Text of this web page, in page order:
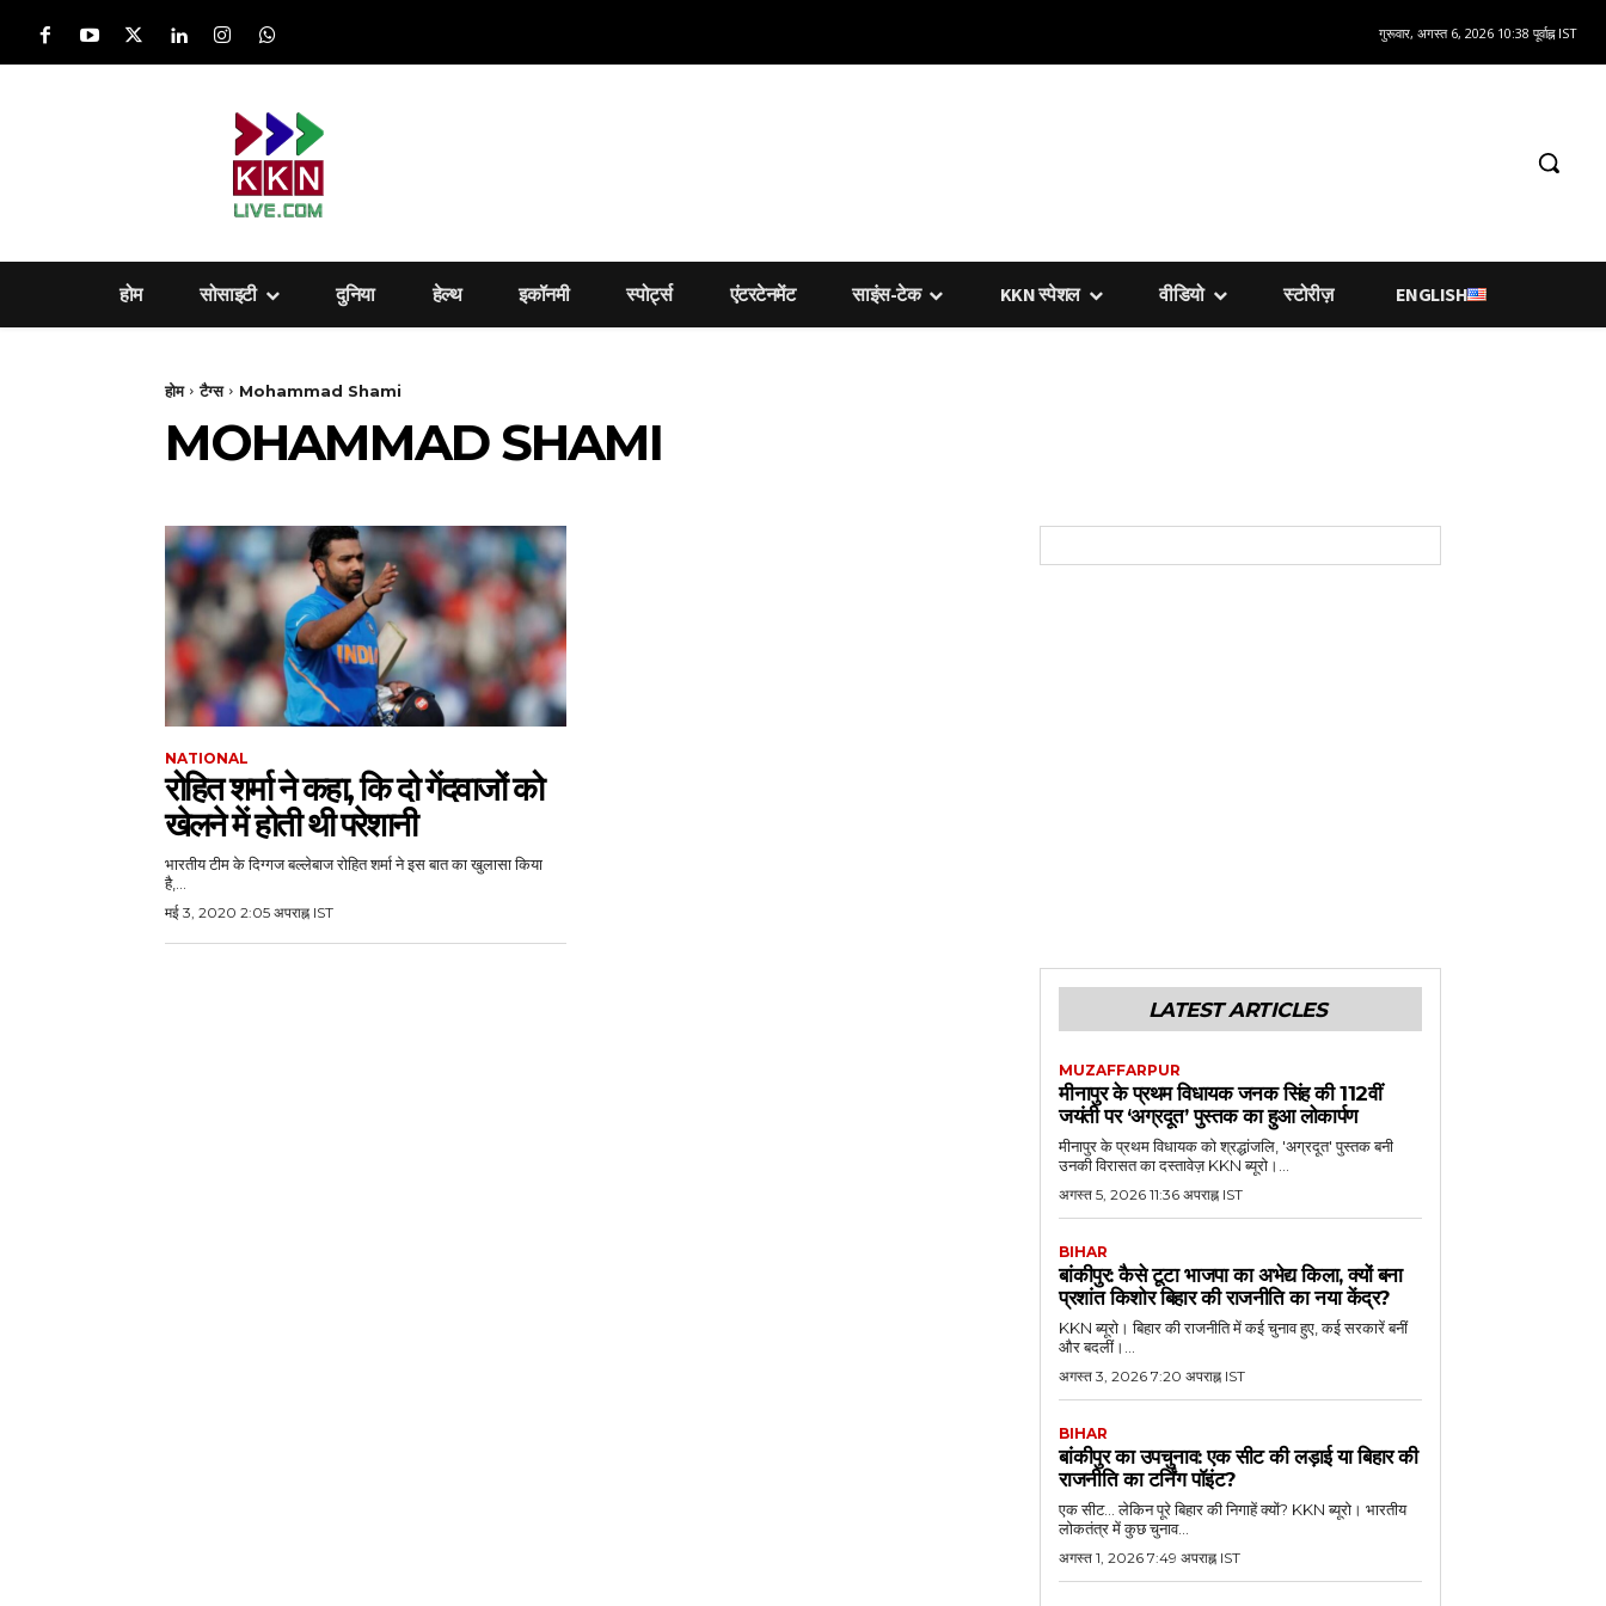
गुरूवार, अगस्त 6, 2026 10:38 पूर्वाह्न IST
होम सोसाइटी दुनिया हेल्‍थ इकॉनमी स्पोर्ट्स एंटरटेनमेंट साइंस-टेक KKN स्पेशल वीडियो स्टोरीज़ ENGLISH
होम टैग्स Mohammad Shami
MOHAMMAD SHAMI
NATIONAL
रोहित शर्मा ने कहा, कि दो गेंदवाजों को
खेलने में होती थी परेशानी
भारतीय टीम के दिग्गज बल्लेबाज रोहित शर्मा ने इस बात का खुलासा किया
है,...
मई 3, 2020 2:05 अपराह्न IST
LATEST ARTICLES
MUZAFFARPUR
मीनापुर के प्रथम विधायक जनक सिंह की 112वीं
जयंती पर ‘अग्रदूत’ पुस्तक का हुआ लोकार्पण
मीनापुर के प्रथम विधायक को श्रद्धांजलि, 'अग्रदूत' पुस्तक बनी
उनकी विरासत का दस्तावेज़ KKN ब्यूरो।...
अगस्त 5, 2026 11:36 अपराह्न IST
BIHAR
बांकीपुर: कैसे टूटा भाजपा का अभेद्य किला, क्यों बना
प्रशांत किशोर बिहार की राजनीति का नया केंद्र?
KKN ब्यूरो। बिहार की राजनीति में कई चुनाव हुए, कई सरकारें बनीं
और बदलीं।...
अगस्त 3, 2026 7:20 अपराह्न IST
BIHAR
बांकीपुर का उपचुनाव: एक सीट की लड़ाई या बिहार की
राजनीति का टर्निंग पॉइंट?
एक सीट... लेकिन पूरे बिहार की निगाहें क्यों? KKN ब्यूरो। भारतीय
लोकतंत्र में कुछ चुनाव...
अगस्त 1, 2026 7:49 अपराह्न IST